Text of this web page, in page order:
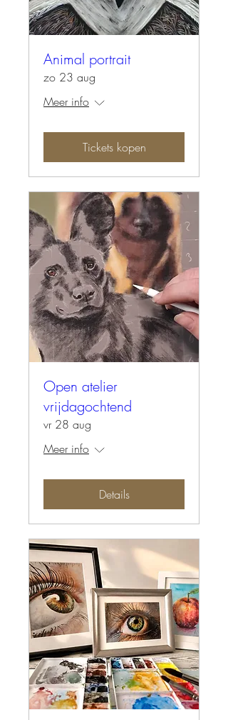
Animal portrait
zo 23 aug
Meer info
Tickets kopen
Open atelier
vrijdagochtend
vr 28 aug
Meer info
Details